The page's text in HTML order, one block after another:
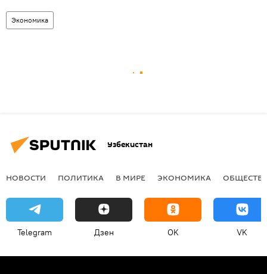
Экономика
Узбекистан
НОВОСТИ ПОЛИТИКА В МИРЕ ЭКОНОМИКА
Telegram Дзен OK VK